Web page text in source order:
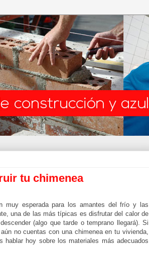
tu chimenea
muy esperada para los amantes del frío y las
una de las más típicas es disfrutar del calor de
(algo que tarde o temprano llegará). Si
no cuentas con una chimenea en tu vivienda,
hablar hoy sobre los materiales más adecuados